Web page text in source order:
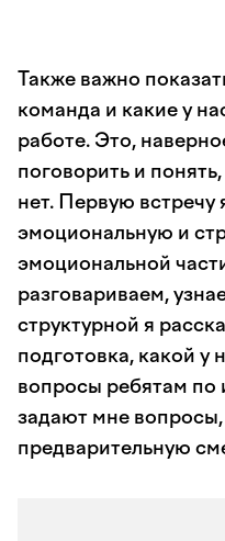
Также важно
команда и какие у
работе. Это,
поговорить и
нет. Первую встречу
эмоциональную и
эмоциональной
разговариваем,
структурной я
подготовка, какой у
вопросы ребятам по
задают мне вопросы,
предварительную